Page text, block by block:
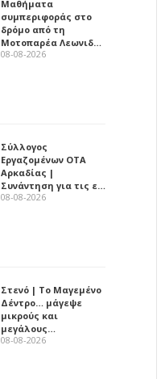
Μαθήματα
συμπεριφοράς στο
δρόμο από τη
Μοτοπαρέα Λεωνιδ…
08-08-2026
Σύλλογος
Εργαζομένων ΟΤΑ
Αρκαδίας |
Συνάντηση για τις ε…
08-08-2026
Στενό | Το Μαγεμένο
Δέντρο… μάγεψε
μικρούς και
μεγάλους…
08-08-2026